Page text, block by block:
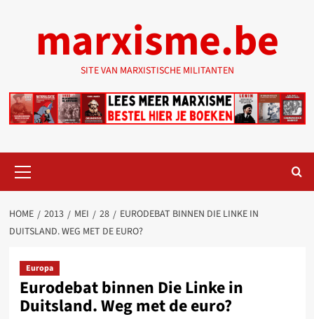
marxisme.be
SITE VAN MARXISTISCHE MILITANTEN
menu
HOME 2013 MEI 28
EURODEBAT BINNEN DIE LINKE IN
DUITSLAND. WEG MET DE EURO?
Europa
Eurodebat binnen Die Linke in
Duitsland. Weg met de euro?